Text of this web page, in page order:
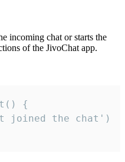
incoming chat or starts the
of the JivoChat app.
{